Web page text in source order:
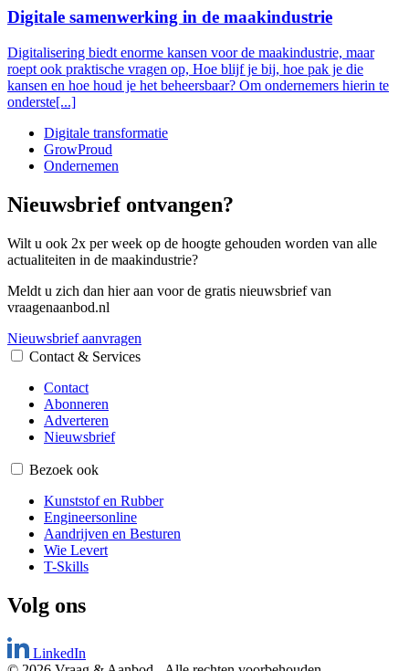
Digitale samenwerking in de maakindustrie
Digitalisering biedt enorme kansen voor de maakindustrie, maar
roept ook praktische vragen op, Hoe blijf je bij, hoe pak je die
kansen en hoe houd je het beheersbaar? Om ondernemers hierin te
onderste[...]
Digitale transformatie
GrowProud
Ondernemen
Nieuwsbrief ontvangen?
Wilt u ook 2x per week op de hoogte gehouden worden van alle
actualiteiten in de maakindustrie?
Meldt u zich dan hier aan voor de gratis nieuwsbrief van
vraagenaanbod.nl
Nieuwsbrief aanvragen
Contact & Services
Contact
Abonneren
Adverteren
Nieuwsbrief
Bezoek ook
Kunststof en Rubber
Engineersonline
Aandrijven en Besturen
Wie Levert
T-Skills
Volg ons
LinkedIn